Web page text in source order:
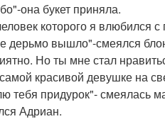
она букет приняла.
которого я влюбился с
дерьмо вышло"-смеялся
Но ты мне стал
красивой девушке на
тебя придурок"- смеялась
Адриан.